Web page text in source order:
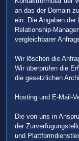
an das der Domain
ein. Die Angaben
Relationship-
vergleichbarer
Wir löschen die
Wir überprüfen die
die gesetzlichen
Hosting und E-Mail-
Die von uns in
der
und